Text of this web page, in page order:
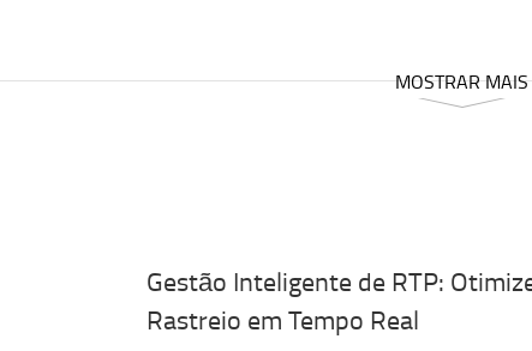
MOSTRAR MAIS
Gestão Inteligente de RTP:
Rastreio em Tempo Real